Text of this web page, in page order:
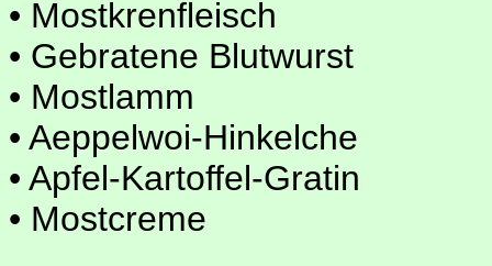
• Mostkrenfleisch
• Gebratene Blutwurst
• Mostlamm
• Aeppelwoi-Hinkelche
• Apfel-Kartoffel-Gratin
• Mostcreme